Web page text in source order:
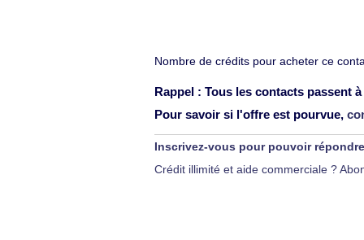
Nombre de crédits pour acheter ce
Rappel : Tous les contacts passent
Pour savoir si l'offre est pourvue,
Inscrivez-vous pour pouvoir répondre
Crédit illimité et aide commerciale ?